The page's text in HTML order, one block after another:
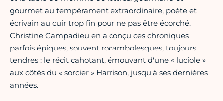
gourmet au tempérament extraordinaire, poète et
écrivain au cuir trop fin pour ne pas être écorché.
Christine Campadieu en a conçu ces chroniques
parfois épiques, souvent rocambolesques, toujours
tendres : le récit cahotant, émouvant d'une « luciole »
aux côtés du « sorcier » Harrison, jusqu'à ses dernières
années.